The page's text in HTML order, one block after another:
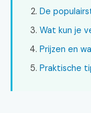
De
Wat kun je
Prijzen en
Praktische